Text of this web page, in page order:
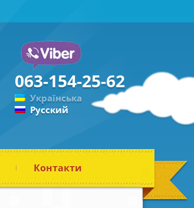
063-154-25-62
Українська
Русский
Контакти